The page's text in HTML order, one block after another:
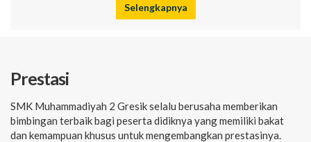
Selengkapnya
Prestasi
SMK Muhammadiyah 2 Gresik selalu berusaha memberikan
bimbingan terbaik bagi peserta didiknya yang memiliki bakat
dan kemampuan khusus untuk mengembangkan prestasinya.